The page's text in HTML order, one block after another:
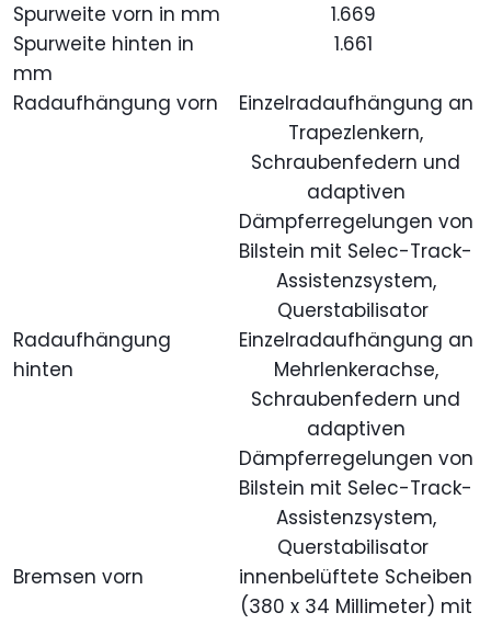
Spurweite vorn in mm
1.669
Spurweite hinten in
mm
1.661
Radaufhängung vorn
Einzelradaufhängung an
Trapezlenkern,
Schraubenfedern und
adaptiven
Dämpferregelungen von
Bilstein mit Selec-Track-
Assistenzsystem,
Querstabilisator
Radaufhängung
hinten
Einzelradaufhängung an
Mehrlenkerachse,
Schraubenfedern und
adaptiven
Dämpferregelungen von
Bilstein mit Selec-Track-
Assistenzsystem,
Querstabilisator
Bremsen vorn
innenbelüftete Scheiben
(380 x 34 Millimeter) mit